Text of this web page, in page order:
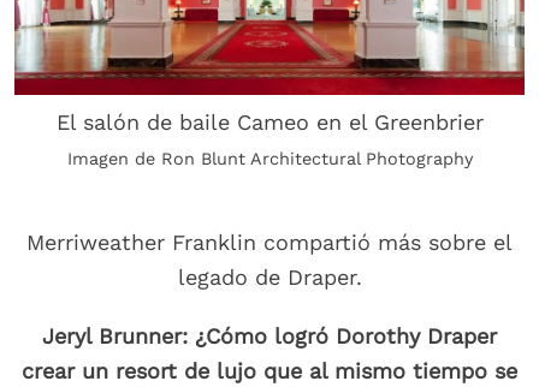
El salón de baile Cameo en el Greenbrier
Imagen de Ron Blunt Architectural Photography
Merriweather Franklin compartió más sobre el
legado de Draper.
Jeryl Brunner: ¿Cómo logró Dorothy Draper
crear un resort de lujo que al mismo tiempo se